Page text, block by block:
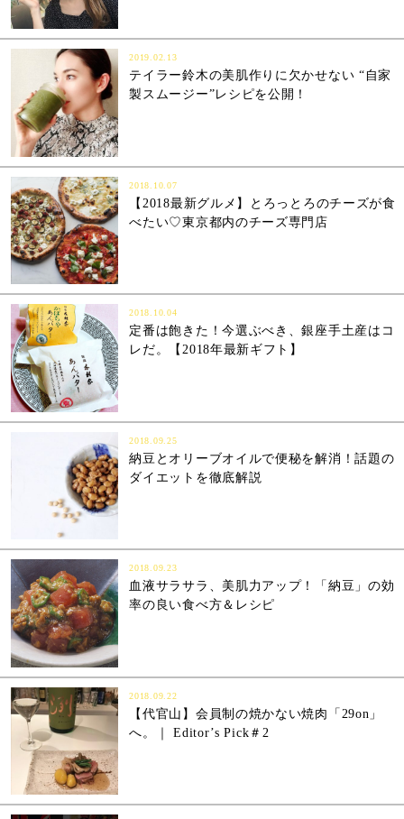
2019.02.13
テイラー鈴木の美肌作りに欠かせない “自家
製スムージー”レシピを公開！
2018.10.07
【2018最新グルメ】とろっとろのチーズが食
べたい♡東京都内のチーズ専門店
2018.10.04
定番は飽きた！今選ぶべき、銀座手土産はコ
レだ。【2018年最新ギフト】
2018.09.25
納豆とオリーブオイルで便秘を解消！話題の
ダイエットを徹底解説
2018.09.23
血液サラサラ、美肌力アップ！「納豆」の効
率の良い食べ方＆レシピ
2018.09.22
【代官山】会員制の焼かない焼肉「29on」
へ。｜ Editor’s Pick＃2